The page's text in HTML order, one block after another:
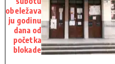
obeležava
ju godinu
dana od
početka
blokade